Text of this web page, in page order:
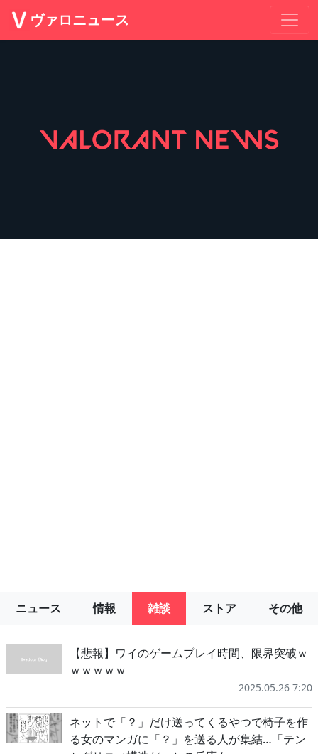
ヴァロニュース
ニュース 情報 雑談 ストア その他
【悲報】ワイのゲームプレイ時間、限界突破ｗ
ｗｗｗｗｗ
2025.05.26 7:20
ネットで「？」だけ送ってくるやつで椅子を作
る女のマンガに「？」を送る人が集結…「テン